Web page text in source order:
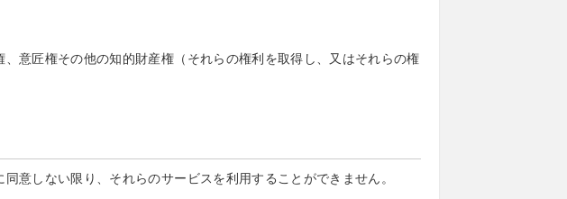
意匠権その他の知的財産権（それらの権利を取得し、又はそれらの権
意しない限り、それらのサービスを利用することができません。